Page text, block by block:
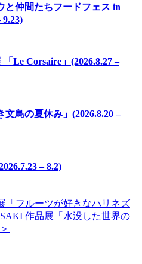
と仲間たちフードフェス in
9.23)
Le Corsaire」(2026.8.27 –
鳥の夏休み」(2026.8.20 –
– 8.2)
「フルーツが好きなハリネズ
作品展「水没した世界の